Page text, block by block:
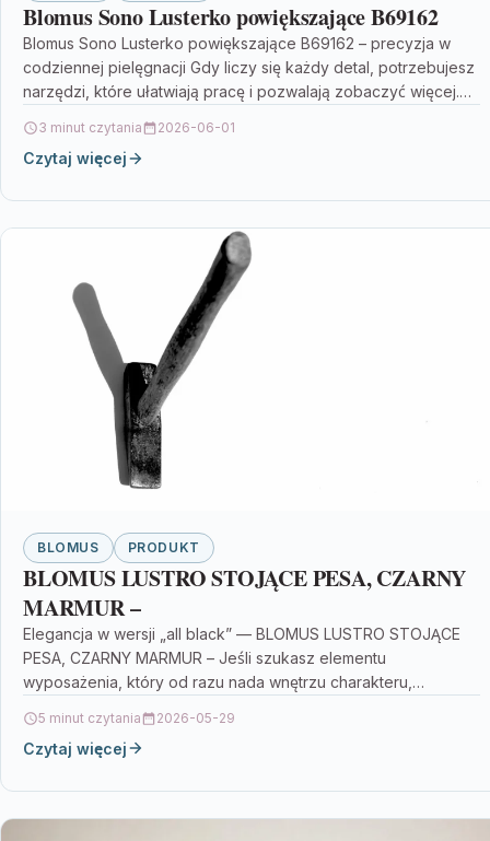
Blomus Sono Lusterko powiększające B69162
Blomus Sono Lusterko powiększające B69162 – precyzja w
codziennej pielęgnacji Gdy liczy się każdy detal, potrzebujesz
narzędzi, które ułatwiają pracę i pozwalają zobaczyć więcej.…
3 minut czytania 2026-06-01
Czytaj więcej
BLOMUS PRODUKT
BLOMUS LUSTRO STOJĄCE PESA, CZARNY
MARMUR –
Elegancja w wersji „all black” — BLOMUS LUSTRO STOJĄCE
PESA, CZARNY MARMUR – Jeśli szukasz elementu
wyposażenia, który od razu nada wnętrzu charakteru,
5 minut czytania 2026-05-29
Czytaj więcej